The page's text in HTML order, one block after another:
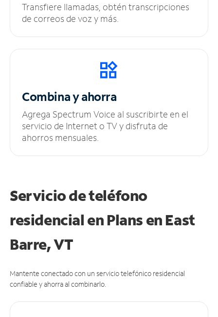
Transfiere llamadas, obtén transcripciones
de correos de voz y más.
Combina y ahorra
Agrega Spectrum Voice al suscribirte en el
servicio de Internet o TV y disfruta de
ahorros mensuales.
Servicio de teléfono
residencial en Plans en East
Barre, VT
Mantente conectado con un servicio telefónico residencial
confiable y ahorra al combinarlo.